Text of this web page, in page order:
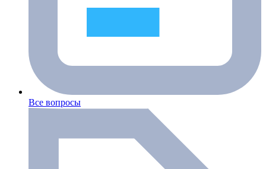
Все вопросы